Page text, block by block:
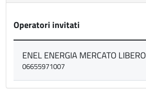
Operatori invitati
ENEL ENERGIA MERCATO LIBERO
06655971007